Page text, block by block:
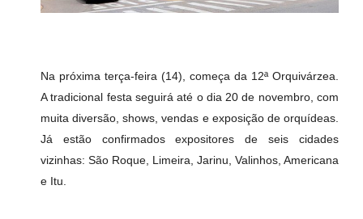
Na próxima terça-feira (14), começa da 12ª Orquivárzea.
A tradicional festa seguirá até o dia 20 de novembro, com
muita diversão, shows, vendas e exposição de orquídeas.
Já estão confirmados expositores de seis cidades
vizinhas: São Roque, Limeira, Jarinu, Valinhos, Americana
e Itu.